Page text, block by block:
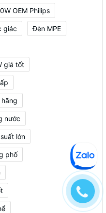
OEM Philips
giác Đèn MPE
giá tốt
nước
lớn
phố